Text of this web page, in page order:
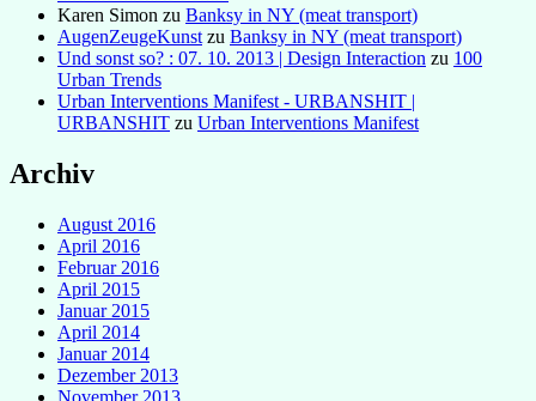
Karen Simon zu Banksy in NY (meat transport)
AugenZeugeKunstzu Banksy in NY (meat transport)
Und sonst so? : 07. 10. 2013 | Design Interaction zu 100
Urban Trends
Urban Interventions Manifest - URBANSHIT |
URBANSHIT zu Urban Interventions Manifest
Archiv
August 2016
April 2016
Februar 2016
April 2015
Januar 2015
April 2014
Januar 2014
Dezember 2013